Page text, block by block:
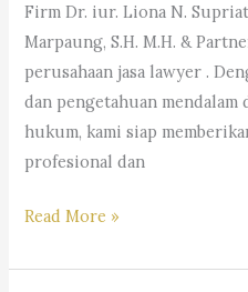
Firm Dr. iur. Liona N.
Marpaung, S.H. M.H. &
perusahaan jasa lawyer .
dan pengetahuan mendalam
hukum, kami siap
profesional dan
#pencarianlawyer,
Read More »